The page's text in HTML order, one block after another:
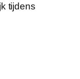
tijdens